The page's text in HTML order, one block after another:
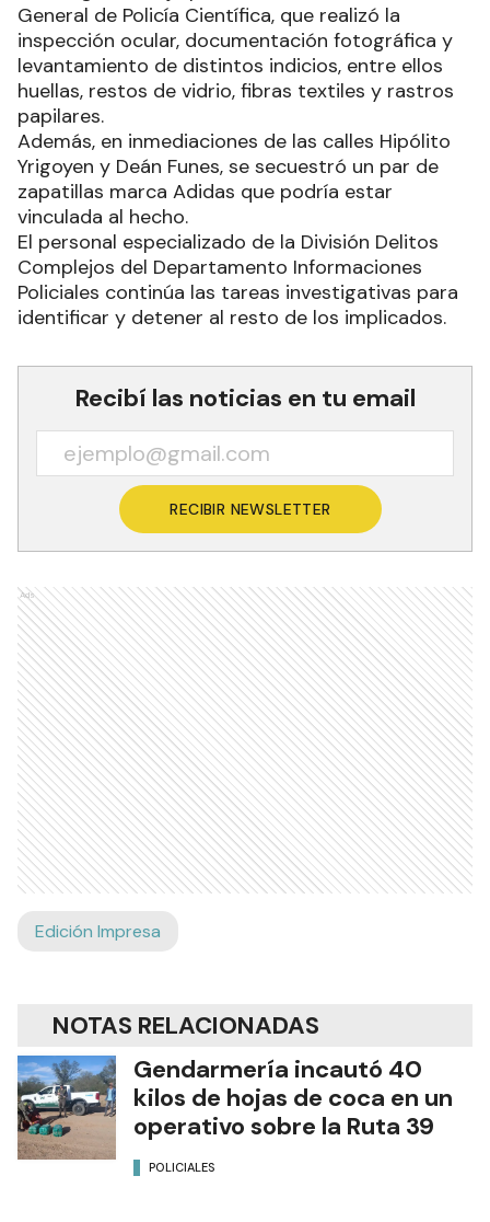
relacionados con la reserva realizada, información
que pasó a integrar la investigación.
En el lugar trabajó personal de la Dirección
General de Policía Científica, que realizó la
inspección ocular, documentación fotográfica y
levantamiento de distintos indicios, entre ellos
huellas, restos de vidrio, fibras textiles y rastros
papilares.
Además, en inmediaciones de las calles Hipólito
Yrigoyen y Deán Funes, se secuestró un par de
zapatillas marca Adidas que podría estar
vinculada al hecho.
El personal especializado de la División Delitos
identificar y detener al resto de los implicados.
Recibí las noticias en tu email
RECIBIR NEWSLETTER
Ads
Edición Impresa
NOTAS RELACIONADAS
Gendarmería incautó 40
kilos de hojas de coca en un